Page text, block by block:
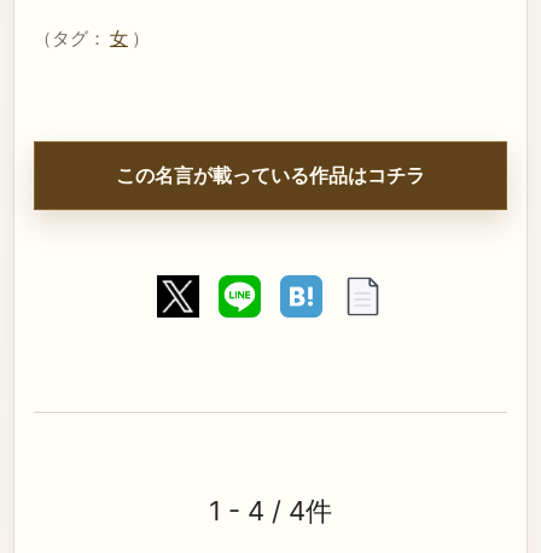
（タグ： 女 ）
この名言が載っている作品はコチラ
1 - 4 / 4件